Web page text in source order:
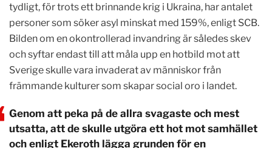
tydligt, för trots ett brinnande krig i Ukraina, har antalet
personer som söker asyl minskat med 159%, enligt SCB.
Bilden om en okontrollerad invandring är således skev
och syftar endast till att måla upp en hotbild mot att
Sverige skulle vara invaderat av människor från
främmande kulturer som skapar social oro i landet.
Genom att peka på de allra svagaste och mest
utsatta, att de skulle utgöra ett hot mot samhället
och enligt Ekeroth lägga grunden för en